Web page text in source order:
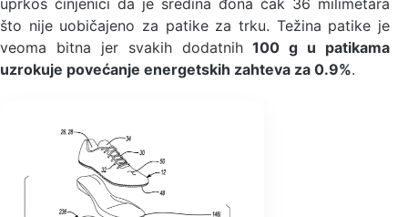
što nije uobičajeno za patike za trku. Težina patike je
veoma bitna jer svakih dodatnih100 g u patikama
uzrokuje povećanje energetskih zahteva za 0.9%.